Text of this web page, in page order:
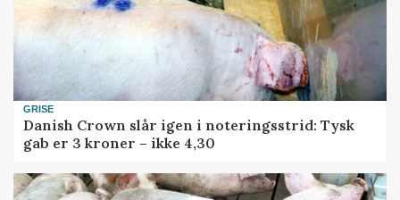
GRISE
Danish Crown slår igen i noteringsstrid: Tysk
gab er 3 kroner – ikke 4,30